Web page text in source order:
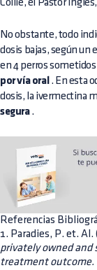
Collie, el Pastor
No obstante, todo
dosis bajas, según un
en 4 perros
por vía oral . En esta
dosis, la ivermectina
segura.
Referencias
1. Paradies, P. et. Al.
privately owned and
treatment outcome.